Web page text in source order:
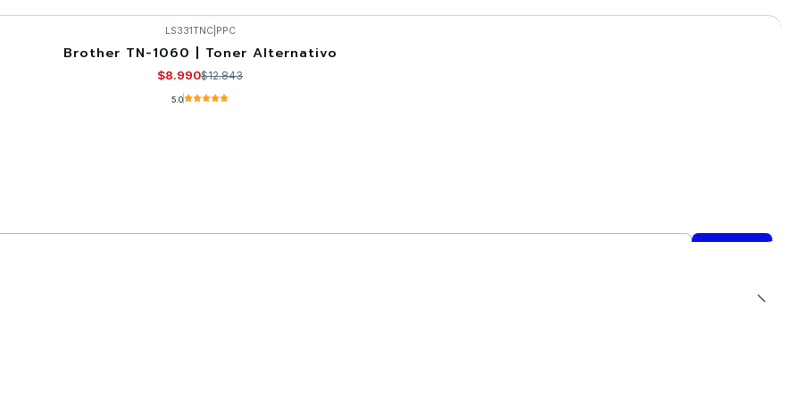
LS331TNC| PPC
Brother TN-1060 | Toner Alternativo
$8.990$12.843
5.0